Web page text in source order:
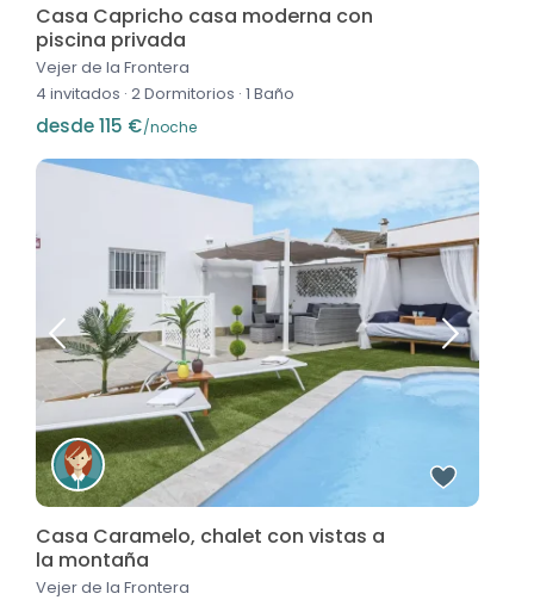
Casa Capricho casa moderna con
piscina privada
Vejer de la Frontera
4 invitados · 2 Dormitorios · 1 Baño
desde 115 €/noche
Casa Caramelo, chalet con vistas a
la montaña
Vejer de la Frontera